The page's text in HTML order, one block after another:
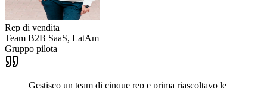
Rep di vendita
Team B2B SaaS, LatAm
Gruppo pilota
Gestisco un team di cinque rep e prima riascoltavo le